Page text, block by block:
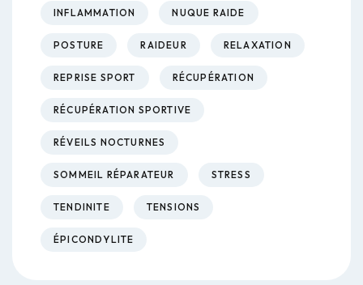
INFLAMMATION NUQUE RAIDE
POSTURE RAIDEUR RELAXATION
REPRISE SPORT RÉCUPÉRATION
RÉCUPÉRATION SPORTIVE
RÉVEILS NOCTURNES
SOMMEIL RÉPARATEUR STRESS
TENDINITE TENSIONS
ÉPICONDYLITE